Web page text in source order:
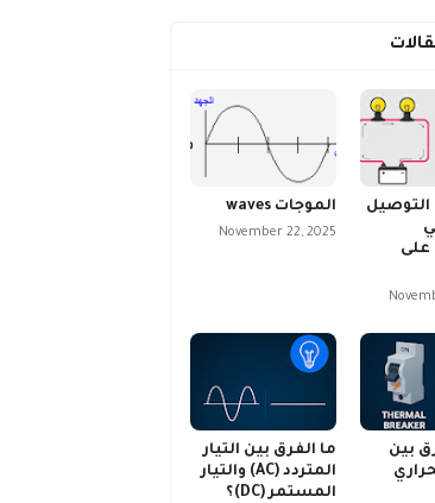
التوصيل
على
الموجات waves
November 22, 2025
بين
ما الفرق بين التيار
المتردد (AC) والتيار
المستمر (DC)؟